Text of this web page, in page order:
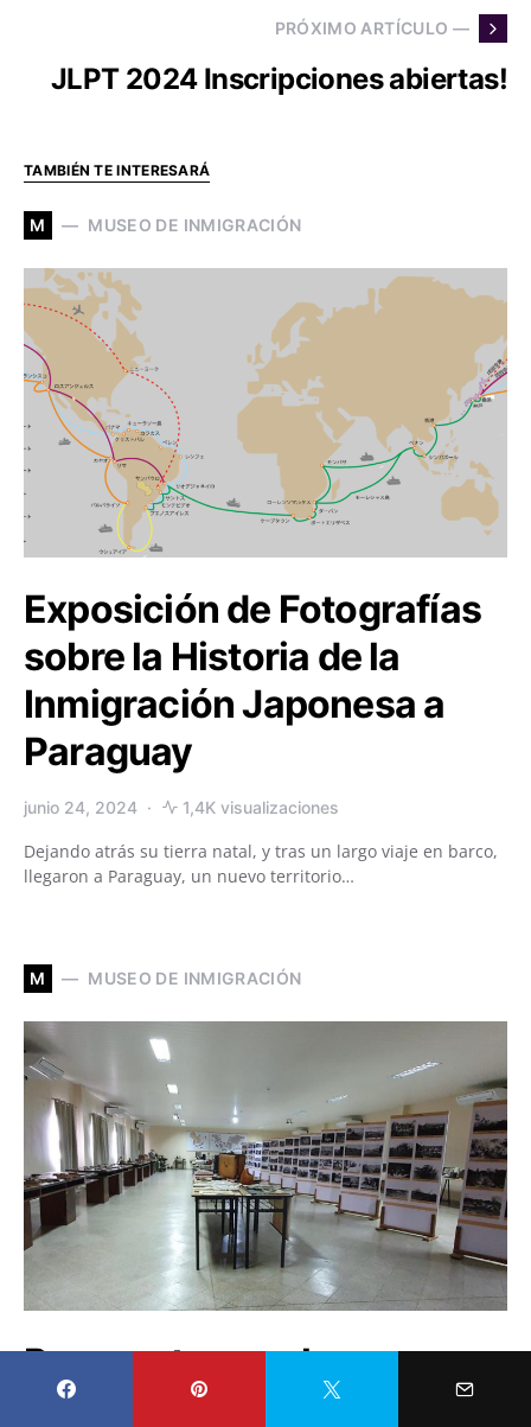
PRÓXIMO ARTÍCULO —
JLPT 2024 Inscripciones abiertas!
TAMBIÉN TE INTERESARÁ
M MUSEO DE INMIGRACIÓN
Exposición de Fotografías
sobre la Historia de la
Inmigración Japonesa a
Paraguay
junio 24, 2024 1,4K visualizaciones
Dejando atrás su tierra natal, y tras un largo viaje en barco,
llegaron a Paraguay, un nuevo territorio…
M MUSEO DE INMIGRACIÓN
Propuesta para la
Exhibición del Museo de